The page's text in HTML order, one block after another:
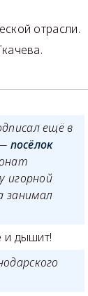
отрасли.
ещё в
посёлок
игорной
занимал
и дышит!